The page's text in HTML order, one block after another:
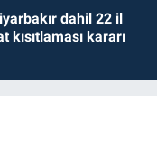
dahil 22 il
kısıtlaması kararı